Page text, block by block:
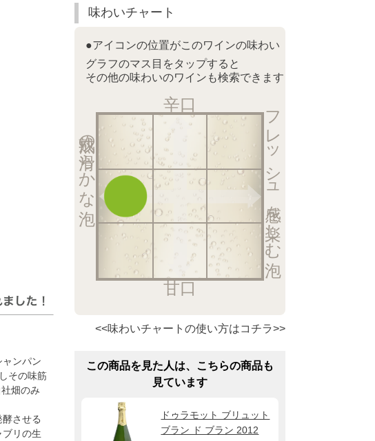
ンパン
その味筋
畑のみ
させる
リの生
味わいチャート
●アイコンの位置がこのワインの味わい
グラフのマス目をタップすると
その他の味わいのワインも検索できます
辛口 フレッシュ感を楽しむ泡
甘口
熟成の滑らかな泡
<<味わいチャートの使い方はコチラ>>
この商品を見た人は、こちらの商品も
見ています
ドゥラモット ブリュット
ブラン ド ブラン 2012